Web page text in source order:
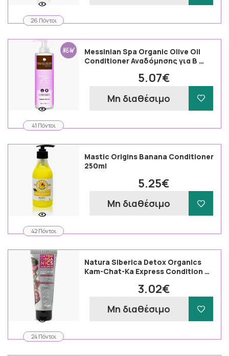
26 Πόντοι
41 Πόντοι
Messinian Spa Organic Olive Oil
Conditioner Αναδόμησης για Β …
5.07€
Μη διαθέσιμο
42 Πόντοι
Mastic Origins Banana Conditioner
250ml
5.25€
Μη διαθέσιμο
24 Πόντοι
Natura Siberica Detox Organics
Kam-Chat-Ka Express Condition …
3.02€
Μη διαθέσιμο